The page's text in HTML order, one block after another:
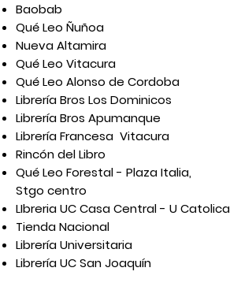
Baobab
Qué Leo Ñuñoa
Nueva Altamira
Qué Leo Vitacura
Qué Leo Alonso de Cordoba
Librería Bros Los Dominicos
Librería Bros Apumanque
Librería Francesa Vitacura
Rincón del Libro
Qué Leo Forestal - Plaza Italia,
Stgo centro
LIbreria UC Casa Central - U Catolica
Tienda Nacional
Librería Universitaria
Librería UC San Joaquín